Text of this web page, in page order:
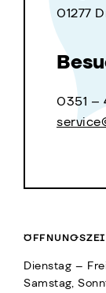
01277
0351 –
Dienstag –
Samstag,